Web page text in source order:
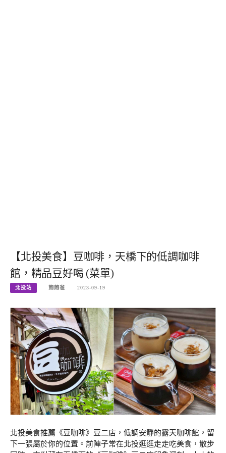
【北投美食】豆咖啡，天橋下的低調咖啡
館，精品豆好喝 (菜單)
北投站 飽飽爸 2023-09-19
北投美食推薦《豆咖啡》豆二店，低調安靜的露天咖啡館，留
下一張屬於你的位置。前陣子常在北投逛逛走走吃美食，散步